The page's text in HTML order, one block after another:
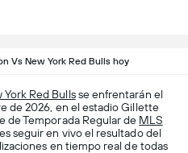
Vs New York Red Bulls hoy
York Red Bullsse enfrentarán el
de 2026, en el estadio Gillette
de Temporada Regular de MLS
seguir en vivo el resultado del
en tiempo real de todas